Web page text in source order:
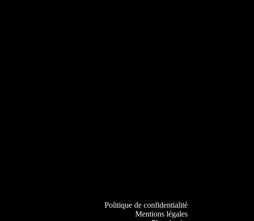
Politique de confidentialité
Mentions légales